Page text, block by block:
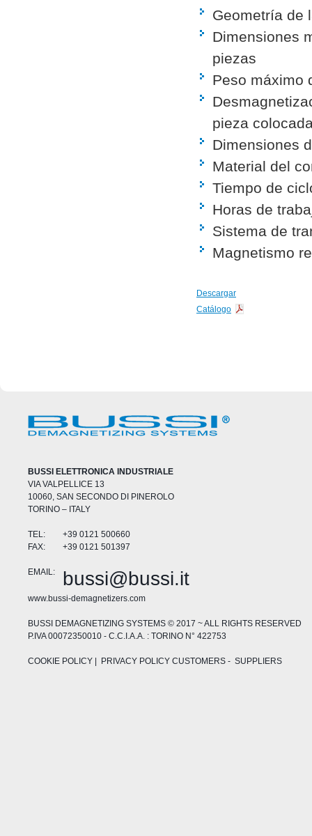
Geometría de
Dimensiones
piezas
Peso máximo
pieza
Dimensiones
Material del
Tiempo de
Horas de
Sistema de
Magnetismo
Descargar
Catálogo
BUSSI ELETTRONICA INDUSTRIALE
VIA VALPELLICE 13
10060, SAN SECONDO DI PINEROLO
TORINO – ITALY
TEL:
+39 0121 500660
FAX:
+39 0121 501397
EMAIL: bussi@bussi.it
www.bussi-demagnetizers.com
BUSSI DEMAGNETIZING SYSTEMS © 2017 ~ ALL RIGHTS RESERVED
P.IVA 00072350010 - C.C.I.A.A. : TORINO N° 422753
COOKIE POLICY | PRIVACY POLICY CUSTOMERS - SUPPLIERS